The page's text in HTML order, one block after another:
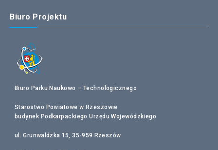
Biuro Projektu
Biuro Parku Naukowo – Technologicznego
Starostwo Powiatowe w Rzeszowie
budynek Podkarpackiego Urzędu Wojewódzkiego
ul. Grunwaldzka 15, 35-959 Rzeszów